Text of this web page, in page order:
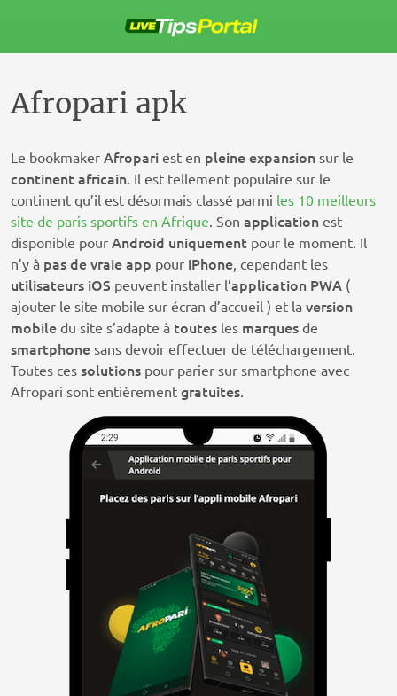
contenu
Afropari apk
Le bookmaker Afropari est en pleineexpansion sur le
continentafricain. Il est tellement populaire sur le
continent qu’il est désormais classé parmi les 10 meilleurs
site de paris sportifs en Afrique. Son application est
disponible pour Android uniquement pour le moment. Il
n’y à pas de vraie app pour iPhone, cependant les
utilisateurs iOS peuvent installer l’application PWA (
ajouter le site mobile sur écran d’accueil ) et la version
mobile du site s’adapte à toutes les marques de
smartphone sans devoir effectuer de téléchargement.
Toutes ces solutions pour parier sur smartphone avec
Afropari sont entièrement gratuites.